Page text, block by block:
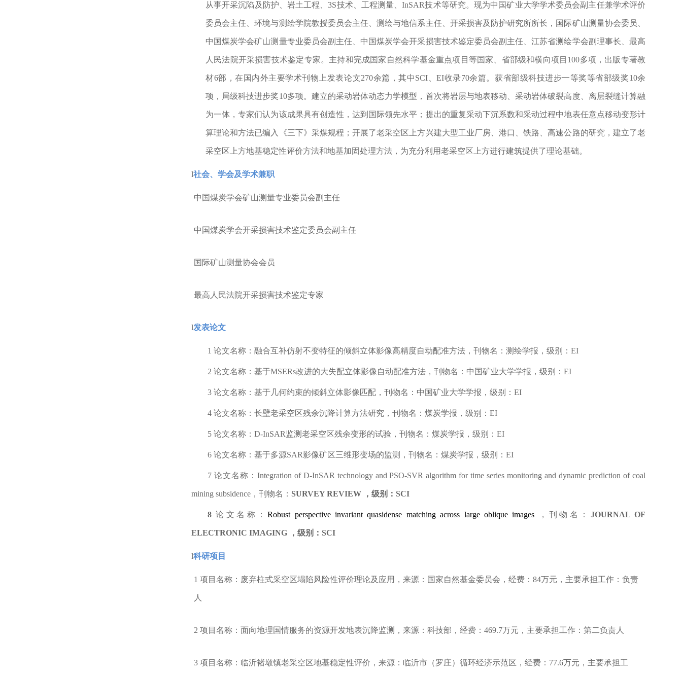
从事开采沉陷及防护、岩土工程、3S技术、工程测量、InSAR技术等研究。现为中国矿业大学学术委员会副主任兼学术评价
委员会主任、环境与测绘学院教授委员会主任、测绘与地信系主任、开采损害及防护研究所所长，国际矿山测量协会委员、
中国煤炭学会矿山测量专业委员会副主任、中国煤炭学会开采损害技术鉴定委员会副主任、江苏省测绘学会副理事长、最高
人民法院开采损害技术鉴定专家。主持和完成国家自然科学基金重点项目等国家、省部级和横向项目 100多项，出版专著教
材6部，在国内外主要学术刊物上发表论文270余篇，其中SCI 、EI收录70余篇。获省部级科技进步一等奖等省部级奖10余
项，局级科技进步奖10多项。建立的采动岩体动态力学模型，首次将岩层与地表移动、采动岩体破裂高度、离层裂缝计算融
为一体，专家们认为该成果具有创造性，达到国际领先水平；提出的重复采动下沉系数和采动过程中地表任意点移动变形计
算理论和方法已编入《三下》采煤规程；开展了老采空区上方兴建大型工业厂房、港口、铁路、高速公路的研究，建立了老
采空区上方地基稳定性评价方法和地基加固处理方法，为充分利用老采空区上方进行建筑提供了理论基础。
l社会、学会及学术兼职
中国煤炭学会矿山测量专业委员会副主任
中国煤炭学会开采损害技术鉴定委员会副主任
国际矿山测量协会会员
最高人民法院开采损害技术鉴定专家
l发表论文
1 论文名称：融合互补仿射不变特征的倾斜立体影像高精度自动配准方法，刊物名：测绘学报，级别： EI
2 论文名称：基于MSERs改进的大失配立体影像自动配准方法，刊物名：中国矿业大学学报，级别： EI
3 论文名称：基于几何约束的倾斜立体影像匹配，刊物名：中国矿业大学学报，级别： EI
4 论文名称： 长壁老采空区残余沉降计算方法研究，刊物名：煤炭学报，级别： EI
5 论文名称： D-InSAR监测老采空区残余变形的试验，刊物名：煤炭学报，级别： EI
6 论文名称：基于多源SAR影像矿区三维形变场的监测，刊物名：煤炭学报，级别： EI
7 论文名称： Integration of D-InSAR technology and PSO-SVR algorithm for time series monitoring and dynamic prediction of coal
mining subsidence ，刊物名： SURVEY REVIEW ，级别： SCI
8论文名称：Robust perspective invariant quasidense matching across large oblique images ，刊物名： JOURNAL OF
ELECTRONIC IMAGING ，级别： SCI
l科研项目
1 项目名称：废弃柱式采空区塌陷风险性评价理论及应用，来源：国家自然基金委员会，经费： 84万元，主要承担工作：负责
人
2 项目名称：面向地理国情服务的资源开发地表沉降监测，来源：科技部，经费： 469.7万元，主要承担工作：第二负责人
3 项目名称：临沂褚墩镇老采空区地基稳定性评价，来源：临沂市（罗庄）循环经济示范区，经费： 77.6万元，主要承担工